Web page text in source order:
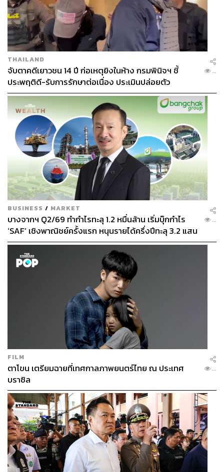
THAILAND
จับตาคดีเยาวชน 14 ปี ก่อเหตุยิงในห้าง กรมพินิจฯ ชี้
ประพฤติดี-รับการรักษาต่อเนื่อง ประเมินปล่อยตัว
...
BUSINESS / MARKET
บางจากฯ Q2/69 ทำกำไรทะลุ 1.2 หมื่นล้าน เริ่มบุ๊กกำไร
‘SAF’ เชิงพาณิชย์ครั้งแรก หนุนรายได้ครึ่งปีทะลุ 3.2 แสน
ล้าน
...
FILM
ตาโขน เตรียมฉายที่เทศกาลภาพยนตร์ไทย ณ ประเทศ
บราซิล
...